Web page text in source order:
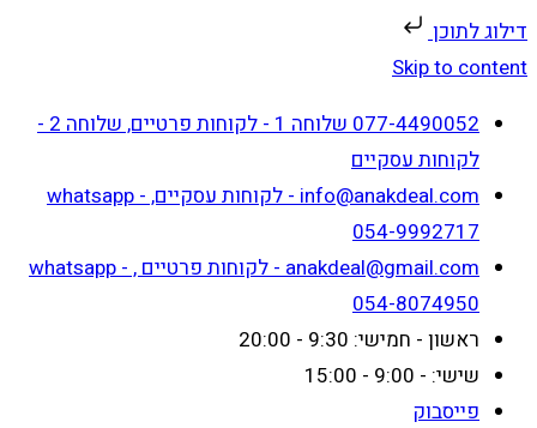
דילוג לתוכן
Skip to content
077-4490052 שלוחה 1 - לקוחות פרטיים, שלוחה 2 -
לקוחות עסקיים
info@anakdeal.com - לקוחות עסקיים, whatsapp -
054-9992717
anakdeal@gmail.com - לקוחות פרטיים , whatsapp -
054-8074950
ראשון - חמישי: 9:30 - 20:00
שישי: - 9:00 - 15:00
פייסבוק